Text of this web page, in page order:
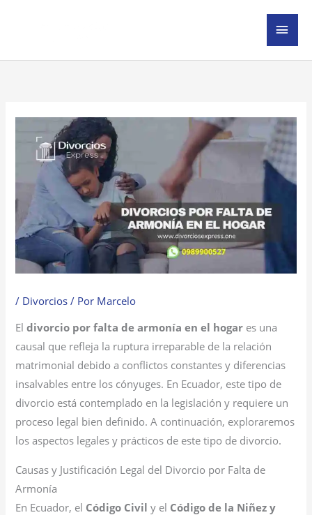
/ Divorcios / Por Marcelo
Eldivorcio por falta de armonía en el hogar es una
causal que refleja la ruptura irreparable de la relación
matrimonial debido a conflictos constantes y diferencias
insalvables entre los cónyuges. En Ecuador, este tipo de
divorcio está contemplado en la legislación y requiere un
proceso legal bien definido. A continuación, exploraremos
los aspectos legales y prácticos de este tipo de divorcio.
Causas y Justificación Legal del Divorcio por Falta de
Armonía
En Ecuador, el Código Civil y el Código de la Niñez y